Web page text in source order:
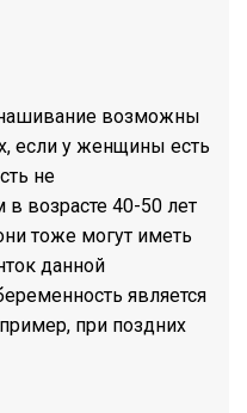
возможны
если у женщины есть
не
возрасте 40-50 лет
тоже могут иметь
данной
является
при поздних